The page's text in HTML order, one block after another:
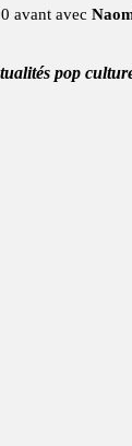
avant avec
pop